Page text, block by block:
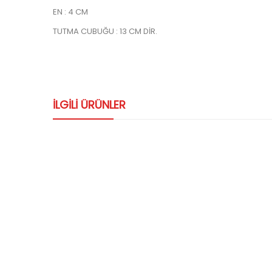
EN : 4 CM
TUTMA CUBUĞU : 13 CM DİR.
ILGILI ÜRÜNLER